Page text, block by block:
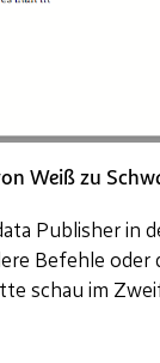
Weiß zu
Publisher in
Befehle oder
schau im